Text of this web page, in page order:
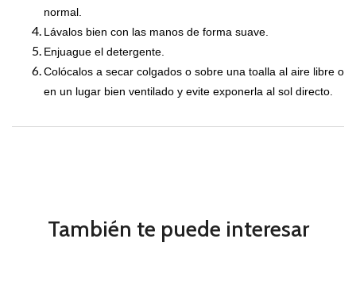
normal.
Lávalos bien con las manos de forma suave.
Enjuague el detergente.
Colócalos a secar colgados o sobre una toalla al aire libre o
en un lugar bien ventilado y evite exponerla al sol directo.
También te puede interesar